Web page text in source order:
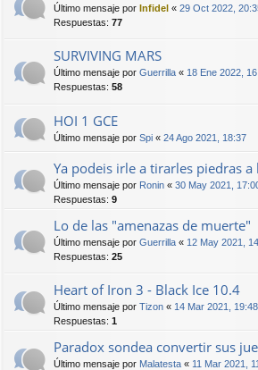
Último mensaje por Infidel « 29 Oct 2022,
Respuestas: 77
SURVIVING MARS
Último mensaje por Guerrilla « 18 Ene 2022,
Respuestas: 58
HOI 1 GCE
Último mensaje por Spi « 24 Ago 2021, 18:37
Ya podeis irle a tirarles piedras a
Último mensaje por Ronin « 30 May 2021,
Respuestas: 9
Lo de las "amenazas de muerte"
Último mensaje por Guerrilla « 12 May 2021,
Respuestas: 25
Heart of Iron 3 - Black Ice 10.4
Último mensaje por Tizon « 14 Mar 2021, 19:48
Respuestas: 1
Paradox sondea convertir sus
Último mensaje por Malatesta « 11 Mar 2021,